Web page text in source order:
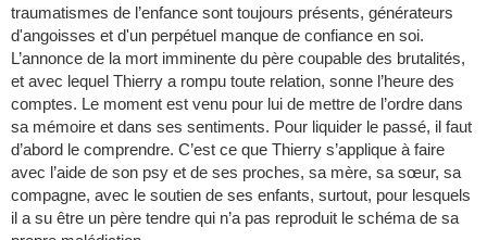
traumatismes de l’enfance sont toujours présents, générateurs
d'angoisses et d'un perpétuel manque de confiance en soi.
L’annonce de la mort imminente du père coupable des brutalités,
et avec lequel Thierry a rompu toute relation, sonne l’heure des
comptes. Le moment est venu pour lui de mettre de l’ordre dans
sa mémoire et dans ses sentiments. Pour liquider le passé, il faut
d’abord le comprendre. C’est ce que Thierry s’applique à faire
avec l’aide de son psy et de ses proches, sa mère, sa sœur, sa
compagne, avec le soutien de ses enfants, surtout, pour lesquels
il a su être un père tendre qui n’a pas reproduit le schéma de sa